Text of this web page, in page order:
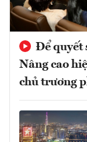
Để quyết
Nâng cao
chủ trương